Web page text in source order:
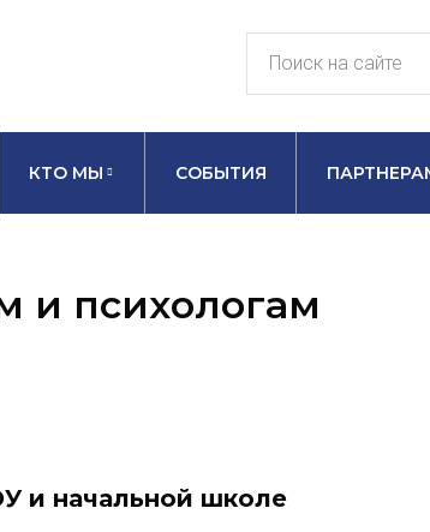
КТО МЫ СОБЫТИЯ
и психологам
и начальной школе